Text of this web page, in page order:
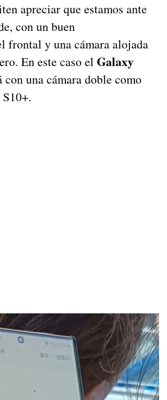
apreciar que estamos ante
con un buen
frontal y una cámara alojada
En este caso el Galaxy
una cámara doble como